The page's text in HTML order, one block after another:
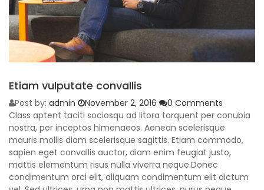
Etiam vulputate convallis
Post by: admin November 2, 2016
0 Comments
Class aptent taciti sociosqu ad litora torquent per conubia
nostra, per inceptos himenaeos. Aenean scelerisque
mauris mollis diam scelerisque sagittis. Etiam commodo,
sapien eget convallis auctor, diam enim feugiat justo,
mattis elementum risus nulla viverra neque.Donec
condimentum orci elit, aliquam condimentum elit dictum